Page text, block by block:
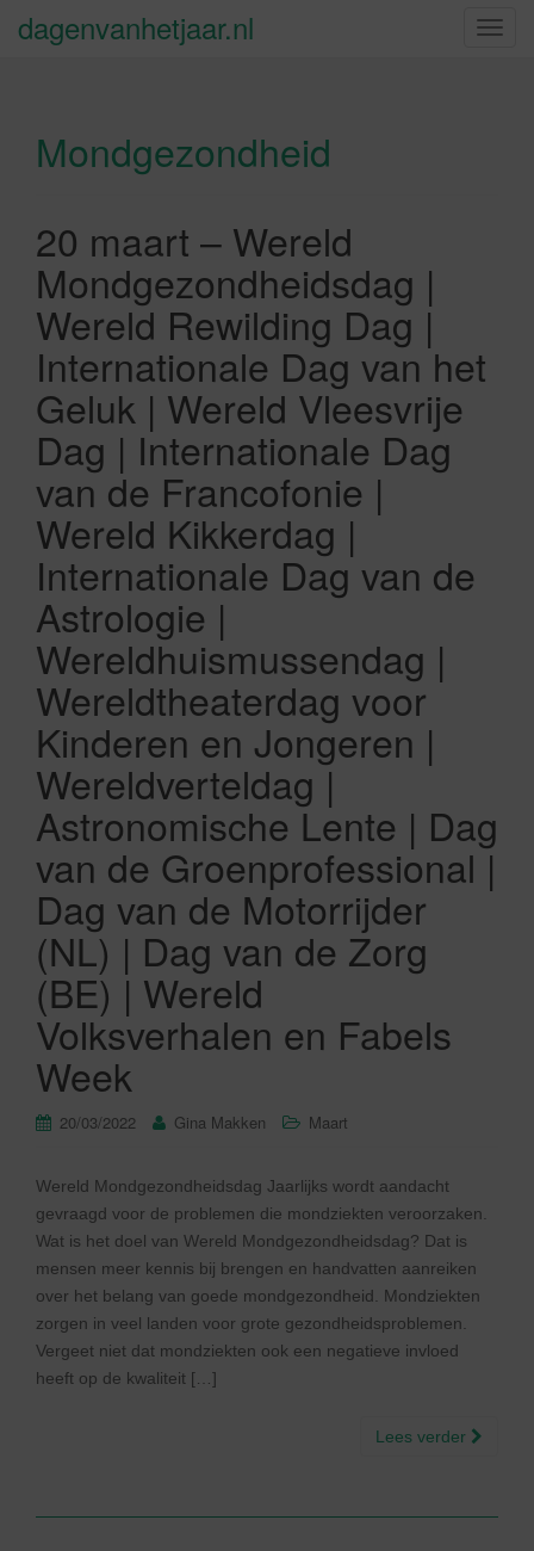
S
dagenvanhetjaar.nl
Mondgezondheid
20 maart – Wereld
Mondgezondheidsdag |
Wereld Rewilding Dag |
Internationale Dag van het
Geluk | Wereld Vleesvrije
Dag | Internationale Dag
van de Francofonie |
Wereld Kikkerdag |
Internationale Dag van de
Astrologie |
Wereldhuismussendag |
Wereldtheaterdag voor
Kinderen en Jongeren |
Wereldverteldag |
Astronomische Lente | Dag
van de Groenprofessional |
Dag van de Motorrijder
(NL) | Dag van de Zorg
(BE) | Wereld
Volksverhalen en Fabels
Week
20/03/2022 Gina Makken Maart
Wereld Mondgezondheidsdag Jaarlijks wordt aandacht
gevraagd voor de problemen die mondziekten veroorzaken.
Wat is het doel van Wereld Mondgezondheidsdag? Dat is
mensen meer kennis bij brengen en handvatten aanreiken
over het belang van goede mondgezondheid. Mondziekten
zorgen in veel landen voor grote gezondheidsproblemen.
Vergeet niet dat mondziekten ook een negatieve invloed
heeft op de kwaliteit […]
Lees verder